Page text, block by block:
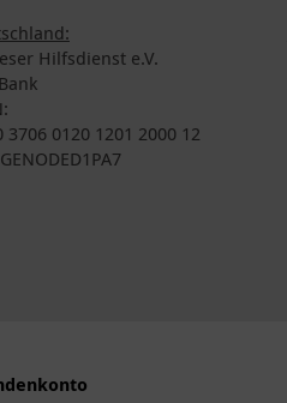
Hilfsdienst e.V.
3706 0120 1201 2000 12